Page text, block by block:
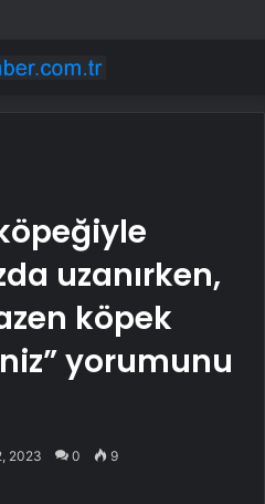
uzanırken,
köpek
yorumunu
2023 0 9